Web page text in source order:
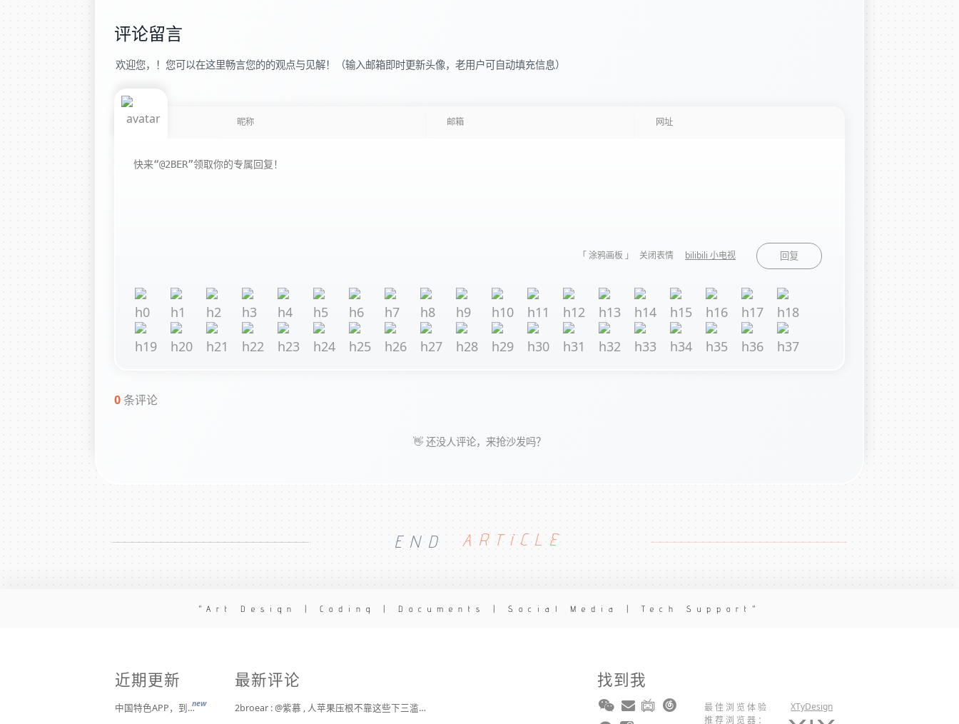
评论留言
欢迎您，！您可以在这里畅言您的的观点与见解！（输入邮箱即时更新头像，老用户可自动填充信息）
「 涂鸦画板 」 关闭表情 bilibili 小电视 回复
0条评论
👋 还没人评论，来抢沙发吗？
END ARTICLE
Art Design | Coding | Documents | Social Media | Tech Support
近期更新
中国特色APP，到底谁来治？new
最新评论
2broear : @紫慕 , 人苹果压根不靠这些下三滥手段挣钱，等等又要说我大清自有国情在此了😂..
找到我
最佳浏览体验
推荐浏览器：
XTyDesign